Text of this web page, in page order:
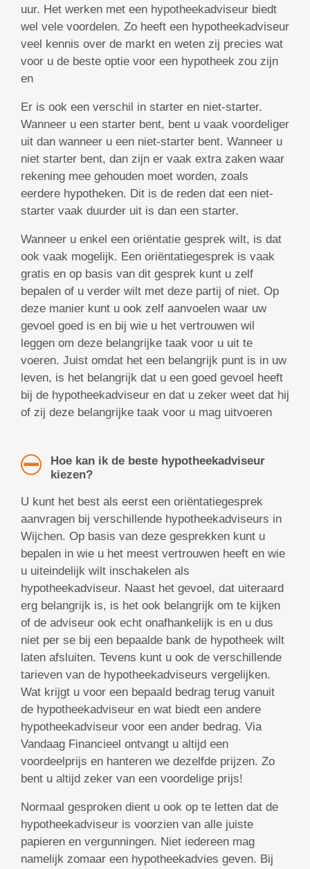
uur. Het werken met een hypotheekadviseur biedt
wel vele voordelen. Zo heeft een hypotheekadviseur
veel kennis over de markt en weten zij precies wat
voor u de beste optie voor een hypotheek zou zijn
en
Er is ook een verschil in starter en niet-starter.
Wanneer u een starter bent, bent u vaak voordeliger
uit dan wanneer u een niet-starter bent. Wanneer u
niet starter bent, dan zijn er vaak extra zaken waar
rekening mee gehouden moet worden, zoals
eerdere hypotheken. Dit is de reden dat een niet-
starter vaak duurder uit is dan een starter.
Wanneer u enkel een oriëntatie gesprek wilt, is dat
ook vaak mogelijk. Een oriëntatiegesprek is vaak
gratis en op basis van dit gesprek kunt u zelf
bepalen of u verder wilt met deze partij of niet. Op
deze manier kunt u ook zelf aanvoelen waar uw
gevoel goed is en bij wie u het vertrouwen wil
leggen om deze belangrijke taak voor u uit te
voeren. Juist omdat het een belangrijk punt is in uw
leven, is het belangrijk dat u een goed gevoel heeft
bij de hypotheekadviseur en dat u zeker weet dat hij
of zij deze belangrijke taak voor u mag uitvoeren
Hoe kan ik de beste hypotheekadviseur
kiezen?
U kunt het best als eerst een oriëntatiegesprek
aanvragen bij verschillende hypotheekadviseurs in
Wijchen. Op basis van deze gesprekken kunt u
bepalen in wie u het meest vertrouwen heeft en wie
u uiteindelijk wilt inschakelen als
hypotheekadviseur. Naast het gevoel, dat uiteraard
erg belangrijk is, is het ook belangrijk om te kijken
of de adviseur ook echt onafhankelijk is en u dus
niet per se bij een bepaalde bank de hypotheek wilt
laten afsluiten. Tevens kunt u ook de verschillende
tarieven van de hypotheekadviseurs vergelijken.
Wat krijgt u voor een bepaald bedrag terug vanuit
de hypotheekadviseur en wat biedt een andere
hypotheekadviseur voor een ander bedrag. Via
Vandaag Financieel ontvangt u altijd een
voordeelprijs en hanteren we dezelfde prijzen. Zo
bent u altijd zeker van een voordelige prijs!
Normaal gesproken dient u ook op te letten dat de
hypotheekadviseur is voorzien van alle juiste
papieren en vergunningen. Niet iedereen mag
namelijk zomaar een hypotheekadvies geven. Bij